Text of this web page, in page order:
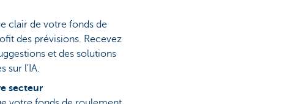
clair de votre fonds de
des prévisions. Recevez
et des solutions
sur l'IA.
secteur